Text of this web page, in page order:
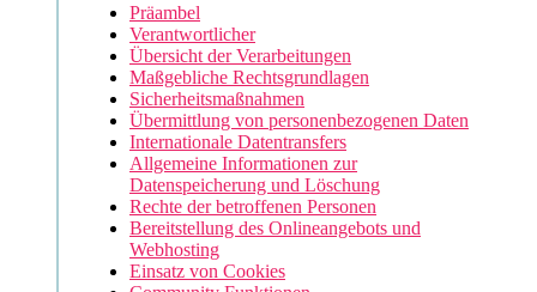
Präambel
Verantwortlicher
Übersicht der Verarbeitungen
Maßgebliche Rechtsgrundlagen
Sicherheitsmaßnahmen
Übermittlung von personenbezogenen Daten
Internationale Datentransfers
Allgemeine Informationen zur
Datenspeicherung und Löschung
Rechte der betroffenen Personen
Bereitstellung des Onlineangebots und
Webhosting
Einsatz von Cookies